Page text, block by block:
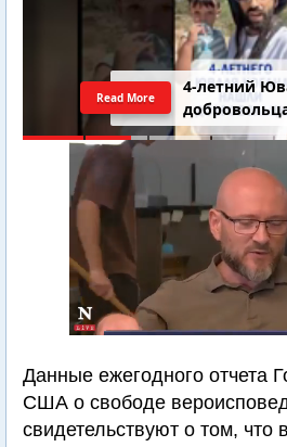
4-летний
Read More
Данные ежегодного отчета
США о свободе
свидетельствуют о том, что